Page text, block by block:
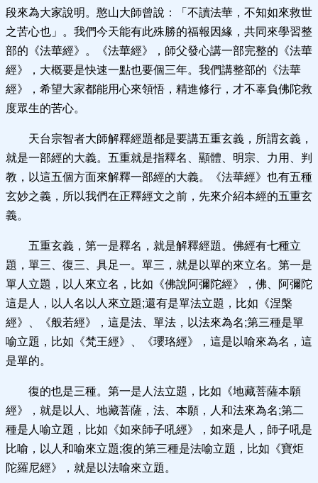
段來為大家說明。憨山大師曾說：「不讀法華，不知如來救世
之苦心也」。我們今天能有此殊勝的福報因緣，共同來學習整
部的《法華經》。《法華經》，師父發心講一部完整的《法華
經》，大概要是快速一點也要個三年。我們講整部的《法華
經》，希望大家都能用心來領悟，精進修行，才不辜負佛陀救
度眾生的苦心。
天台宗智者大師解釋經題都是要講五重玄義，所謂玄義，
就是一部經的大義。五重就是指釋名、顯體、明宗、力用、判
教，以這五個方面來解釋一部經的大義。《法華經》也有五種
玄妙之義，所以我們在正釋經文之前，先來介紹本經的五重玄
義。
五重玄義，第一是釋名，就是解釋經題。佛經有七種立
題，單三、復三、具足一。單三，就是以單的來立名。第一是
單人立題，以人來立名，比如《佛說阿彌陀經》，佛、阿彌陀
這是人，以人名以人來立題;還有是單法立題，比如《涅槃
經》、《般若經》，這是法、單法，以法來為名;第三種是單
喻立題，比如《梵王經》、《瓔珞經》，這是以喻來為名，這
是單的。
復的也是三種。第一是人法立題，比如《地藏菩薩本願
經》，就是以人、地藏菩薩，法、本願，人和法來為名;第二
種是人喻立題，比如《如來師子吼經》，如來是人，師子吼是
比喻，以人和喻來立題;復的第三種是法喻立題，比如《寶炬
陀羅尼經》，就是以法喻來立題。